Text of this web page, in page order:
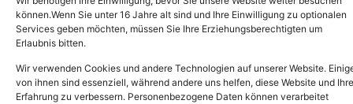
können.Wenn Sie unter 16 Jahre alt sind und Ihre Einwilligung zu optionalen
Services geben möchten, müssen Sie Ihre Erziehungsberechtigten um
Erlaubnis bitten.
Wir verwenden Cookies und andere Technologien auf unserer Website.
von ihnen sind essenziell, während andere uns helfen, diese Website und Ihre
Erfahrung zu verbessern. Personenbezogene Daten können verarbeitet